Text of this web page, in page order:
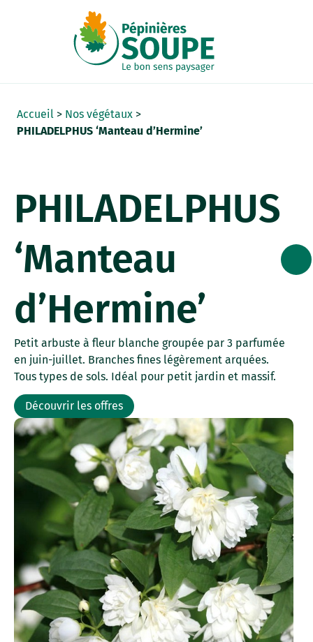
Accueil > Nos végétaux >
PHILADELPHUS ‘Manteau d’Hermine’
PHILADELPHUS
‘Manteau
d’Hermine’
Petit arbuste à fleur blanche groupée par 3 parfumée
en juin-juillet. Branches fines légèrement arquées.
Tous types de sols. Idéal pour petit jardin et massif.
Découvrir les offres